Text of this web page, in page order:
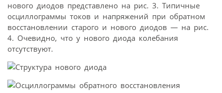
нового диодов представлено на рис. 3. Типичные
осциллограммы токов и напряжений при обратном
восстановлении старого и нового диодов — на рис.
4. Очевидно, что у нового диода колебания
отсутствуют.